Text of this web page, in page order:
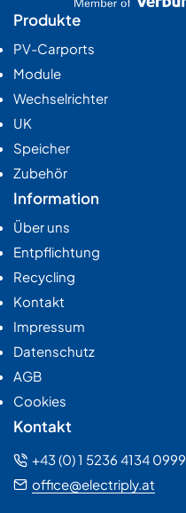
Produkte
PV-Carports
Module
Wechselrichter
UK
Speicher
Zubehör
Information
Über uns
Entpflichtung
Recycling
Kontakt
Impressum
Datenschutz
AGB
Cookies
Kontakt
+43 (0) 1 5236 4134 0999
office@electriply.at